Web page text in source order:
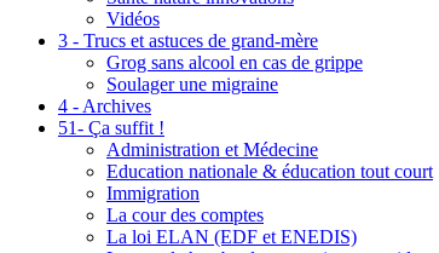
Vidéos
3 - Trucs et astuces de grand-mère
Grog sans alcool en cas de grippe
Soulager une migraine
4 - Archives
51- Ça suffit !
Administration et Médecine
Education nationale & éducation tout court
Immigration
La cour des comptes
La loi ELAN (EDF et ENEDIS)